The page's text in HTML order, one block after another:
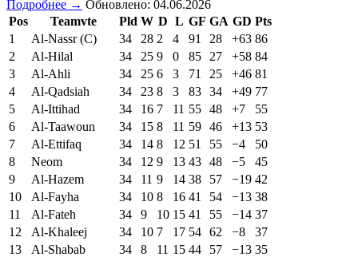
Подробнее → Обновлено: 04.06.2026
Pos
Teamvte Pld W D L GF GA GD Pts
1
Al-Nassr (C) 34 28 2 4 91 28 +63 86
2
Al-Hilal 34 25 9 0 85 27 +58 84
3
Al-Ahli 34 25 6 3 71 25 +46 81
4
Al-Qadsiah 34 23 8 3 83 34 +49 77
5
Al-Ittihad 34 16 7 11 55 48 +7
55
6
Al-Taawoun 34 15 8 11 59 46 +13 53
7
Al-Ettifaq 34 14 8 12 51 55 −4
50
8
Neom 34 12 9 13 43 48 −5
45
9
Al-Hazem 34 11 9 14 38 57 −19 42
10
Al-Fayha 34 10 8 16 41 54 −13 38
11
Al-Fateh 34 9 10 15 41 55 −14 37
12
Al-Khaleej 34 10 7 17 54 62 −8
37
13
Al-Shabab 34 8 11 15 44 57 −13 35